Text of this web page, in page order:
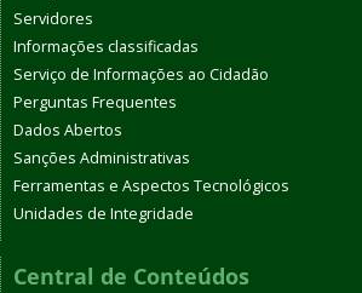
Servidores
Informações classificadas
Serviço de Informações ao Cidadão
Perguntas Frequentes
Dados Abertos
Sanções Administrativas
Ferramentas e Aspectos Tecnológicos
Unidades de Integridade
Central de Conteúdos